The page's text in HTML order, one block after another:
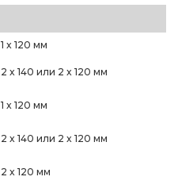
1 x 120 мм
2 x 140 или 2 x 120 мм
1 x 120 мм
2 x 140 или 2 x 120 мм
2 x 120 мм